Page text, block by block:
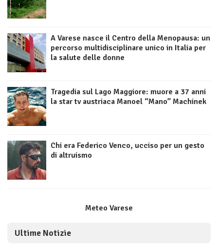
A Varese nasce il Centro della Menopausa: un
percorso multidisciplinare unico in Italia per
la salute delle donne
Tragedia sul Lago Maggiore: muore a 37 anni
la star tv austriaca Manoel “Mano” Machinek
Chi era Federico Venco, ucciso per un gesto
di altruismo
Meteo Varese
Ultime Notizie